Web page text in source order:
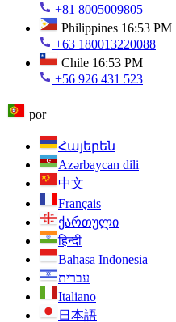
+81 8005009805
Philippines 16:53 PM
+63 180013220088
Chile 16:53 PM
+56 926 431 523
por
Հայերեն
Azərbaycan dili
中文
Français
ქართული
हिन्दी
Bahasa Indonesia
עברית
Italiano
日本語